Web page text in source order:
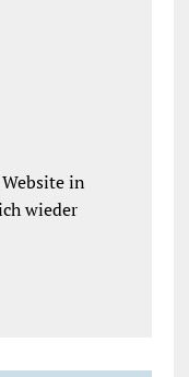
in
wieder